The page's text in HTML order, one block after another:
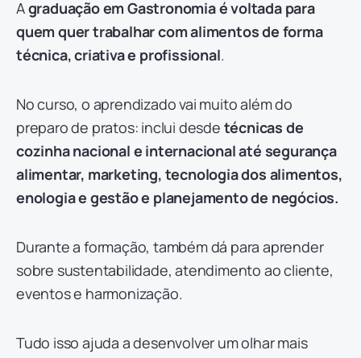
Agraduação em Gastronomia é voltada para
quem quer trabalhar com alimentos de forma
técnica, criativa e profissional.
No curso, o aprendizado vai muito além do
preparo de pratos: inclui desde técnicas de
cozinha nacional e internacional até segurança
alimentar, marketing, tecnologia dos alimentos,
enologia e gestão e planejamento de negócios.
Durante a formação, também dá para aprender
sobre sustentabilidade, atendimento ao cliente,
eventos e harmonização.
Tudo isso ajuda a desenvolver um olhar mais